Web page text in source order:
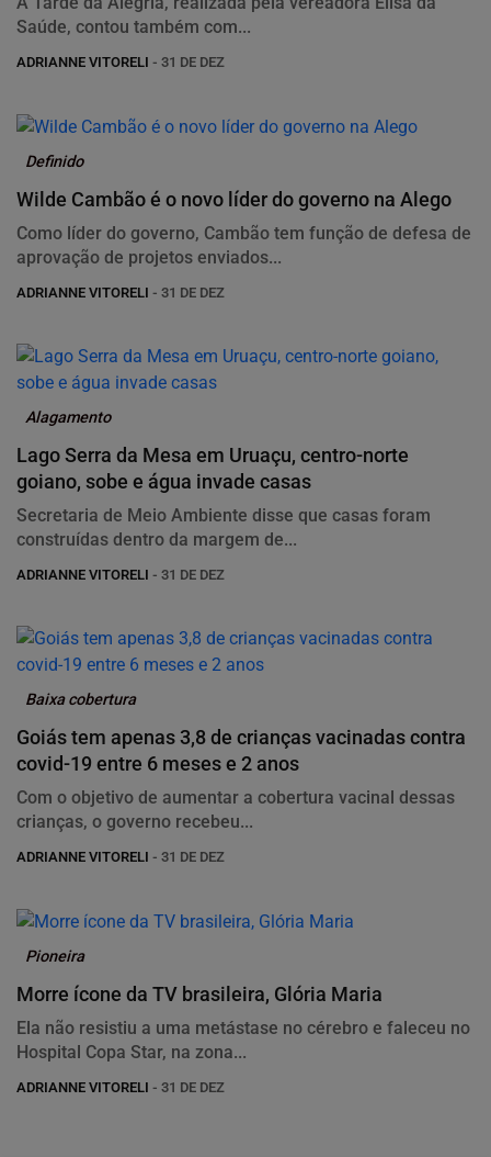
Saúde, contou também com...
ADRIANNE VITORELI - 31 DE DEZ
Definido
Wilde Cambão é o novo líder do governo na Alego
Como líder do governo, Cambão tem função de defesa de
aprovação de projetos enviados...
ADRIANNE VITORELI - 31 DE DEZ
Alagamento
Lago Serra da Mesa em Uruaçu, centro-norte
goiano, sobe e água invade casas
Secretaria de Meio Ambiente disse que casas foram
construídas dentro da margem de...
ADRIANNE VITORELI - 31 DE DEZ
Baixa cobertura
Goiás tem apenas 3,8 de crianças vacinadas contra
covid-19 entre 6 meses e 2 anos
Com o objetivo de aumentar a cobertura vacinal dessas
crianças, o governo recebeu...
ADRIANNE VITORELI - 31 DE DEZ
Pioneira
Morre ícone da TV brasileira, Glória Maria
Ela não resistiu a uma metástase no cérebro e faleceu no
Hospital Copa Star, na zona...
ADRIANNE VITORELI - 31 DE DEZ